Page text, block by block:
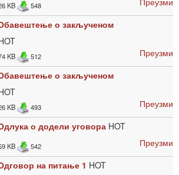
KB 548
о закљученом
KB 512
Преузми
о закљученом
KB 493
Преузми
о додели уговора HOT
KB 542
Преузми
на питање 1 HOT